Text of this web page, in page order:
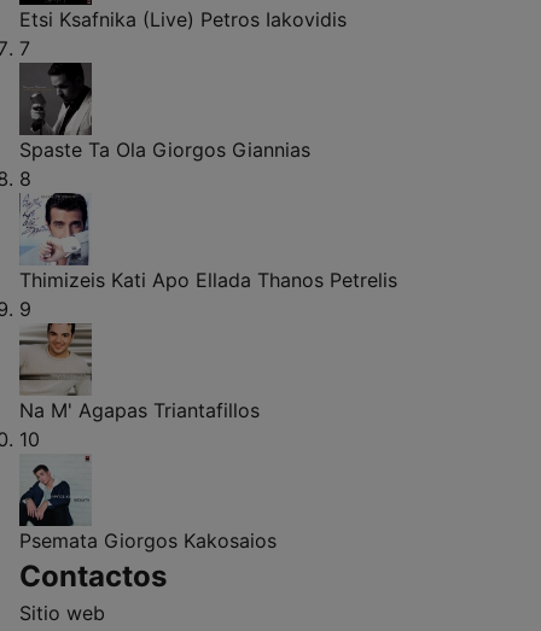
Etsi Ksafnika (Live) Petros Iakovidis
7
Spaste Ta Ola Giorgos Giannias
8
Thimizeis Kati Apo Ellada Thanos Petrelis
9
Na M' Agapas Triantafillos
10
Psemata Giorgos Kakosaios
Contactos
Sitio web